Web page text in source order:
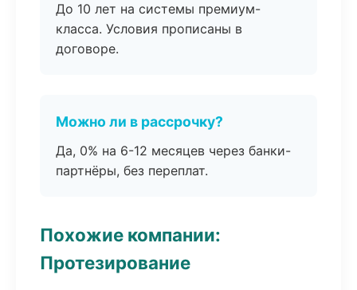
До 10 лет на системы премиум-
класса. Условия прописаны в
договоре.
Можно ли в рассрочку?
Да, 0% на 6-12 месяцев через банки-
партнёры, без переплат.
Похожие компании:
Протезирование